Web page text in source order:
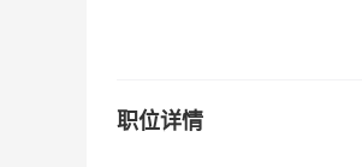
职位详情